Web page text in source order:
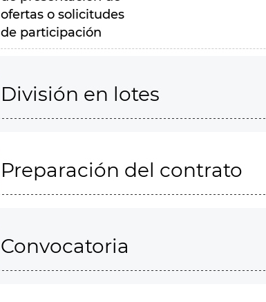
ofertas o solicitudes
de participación
División en lotes
Preparación del contrato
Convocatoria